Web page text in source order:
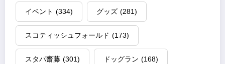
イベント (334) グッズ (281)
スコティッシュフォールド (173)
スタパ齋藤 (301) ドッグラン (168)